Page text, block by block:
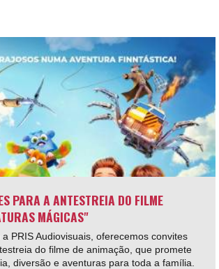
PARA A ANTESTREIA DO FILME
MÁGICAS"
PRIS Audiovisuais, oferecemos convites
do filme de animação, que promete
diversão e aventuras para toda a família.